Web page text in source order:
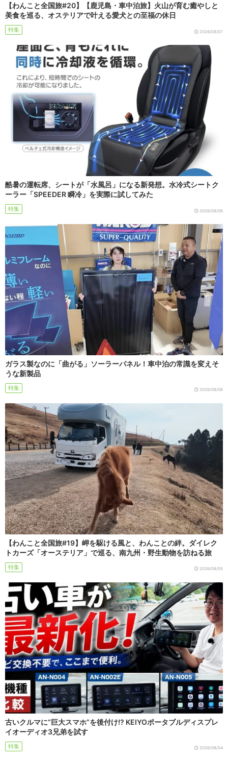
【わんこと全国旅#20】【鹿児島・車中泊旅】火山が育む癒やしと
美食を巡る、オステリアで叶える愛犬との至福の休日
特集 2026/08/07
酷暑の運転席、シートが「水風呂」になる新発想。水冷式シートク
ーラー「SPEEDER 瞬冷」を実際に試してみた
特集 2026/08/06
ガラス製なのに「曲がる」ソーラーパネル！車中泊の常識を変えそ
うな新製品
特集 2026/08/06
【わんこと全国旅#19】岬を駆ける風と、わんことの絆。ダイレク
トカーズ「オーステリア」で巡る、南九州・野生動物を訪ねる旅
特集 2026/08/05
古いクルマに“巨大スマホ”を後付け!? KEIYOポータブルディスプレ
イオーディオ3兄弟を試す
特集 2026/08/04